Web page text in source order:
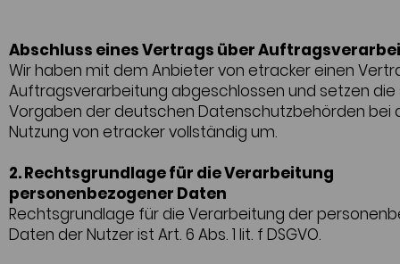
Abschluss eines Vertrags über
Wir haben mit dem Anbieter von etracker einen
Auftragsverarbeitung abgeschlossen und setzen
Vorgaben der deutschen Datenschutzbehörden bei
Nutzung von etracker vollständig um.
2. Rechtsgrundlage für die Verarbeitung
personenbezogener Daten
Rechtsgrundlage für die Verarbeitung der
Daten der Nutzer ist Art. 6 Abs. 1 lit. f DSGVO.